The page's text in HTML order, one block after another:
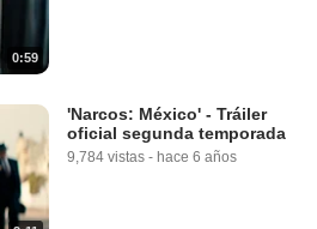
0:59
'Narcos: México' - Tráiler
oficial segunda temporada
9,784 vistas - hace 6 años